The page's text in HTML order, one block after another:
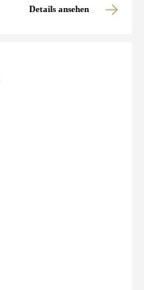
Details ansehen